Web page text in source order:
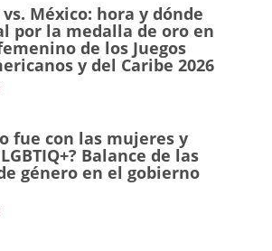
México: hora y dónde
por la medalla de oro en
de los Juegos
y del Caribe 2026
fue con las mujeres y
Balance de las
género en el gobierno